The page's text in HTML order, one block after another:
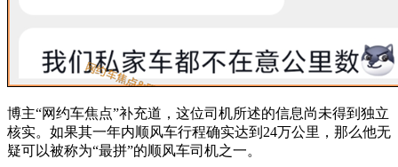
博主“网约车焦点”补充道，这位司机所述的信息尚未得到独立
核实。如果其一年内顺风车行程确实达到24万公里，那么他无
疑可以被称为“最拼”的顺风车司机之一。